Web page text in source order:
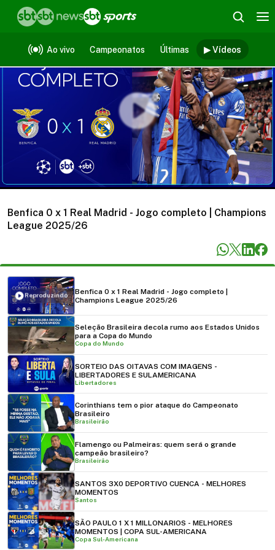
Ao vivo Campeonatos Últimas ▶ Vídeos
Vídeos
Benfica 0 x 1 Real Madrid - Jogo completo | Champions
League 2025/26
Reproduzindo
Benfica 0 x 1 Real Madrid - Jogo completo |
Champions League 2025/26
Seleção Brasileira decola rumo aos Estados Unidos
para a Copa do Mundo
Copa do Mundo
SORTEIO DAS OITAVAS COM IMAGENS -
LIBERTADORES E SULAMERICANA
Libertadores
Corinthians tem o pior ataque do Campeonato
Brasileiro
Brasileirão
Flamengo ou Palmeiras: quem será o grande
campeão brasileiro?
Brasileirão
SANTOS 3X0 DEPORTIVO CUENCA - MELHORES
MOMENTOS
Santos
SÃO PAULO 1 X 1 MILLONARIOS - MELHORES
MOMENTOS | COPA SUL-AMERICANA
Copa Sul-Americana